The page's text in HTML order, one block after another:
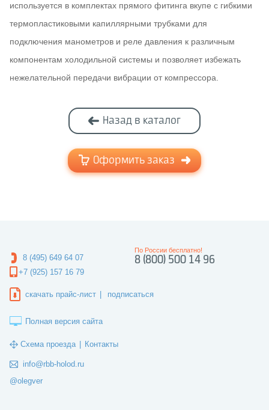
используется в комплектах прямого фитинга вкупе с гибкими
термопластиковыми капиллярными трубками для
подключения манометров и реле давления к различным
компонентам холодильной системы и позволяет избежать
нежелательной передачи вибрации от компрессора.
Назад в каталог
Оформить заказ
8 (495) 649 64 07
+7 (925) 157 16 79
8 (800) 500 14 96
По России бесплатно!
скачать прайс-лист подписаться
Полная версия сайта
Схема проезда Контакты
info@rbb-holod.ru
@olegver